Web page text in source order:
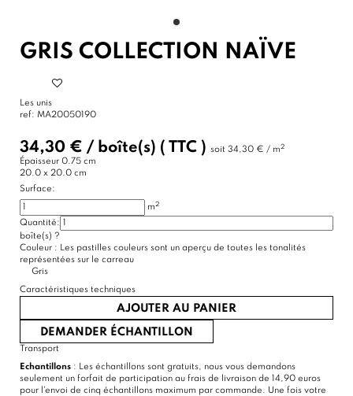
GRIS COLLECTION NAÏVE
Les unis
ref: MA20050190
34,30 € / boîte(s) ( TTC ) soit 34,30 € / m2
Épaisseur 0.75 cm
20.0 x 20.0 cm
Surface:
m2
Quantité:
boîte(s) ?
Couleur : Les pastilles couleurs sont un aperçu de toutes les tonalités
représentées sur le carreau
Gris
Caractéristiques techniques
AJOUTER AU PANIER
DEMANDER ÉCHANTILLON
Transport
Echantillons : Les échantillons sont gratuits, nous vous demandons
seulement un forfait de participation au frais de livraison de 14,90 euros
pour l'envoi de cinq échantillons maximum par commande. Une fois votre